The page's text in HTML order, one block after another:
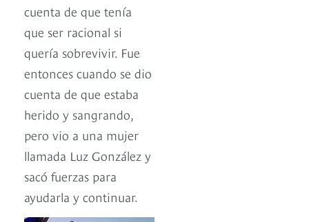
cuenta de que tenía
que ser racional si
quería sobrevivir. Fue
entonces cuando se dio
cuenta de que estaba
herido y sangrando,
pero vio a una mujer
llamada Luz González y
sacó fuerzas para
ayudarla y continuar.